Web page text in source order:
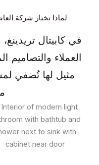
لماذا تختار شركة
في كابيتال
العملاء والتصاميم
مثيل لها تُضفي